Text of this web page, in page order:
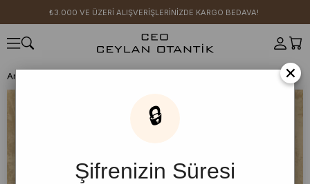
₺3.000 VE ÜZERİ ALIŞVERİŞLERİNİZDE KARGO BEDAVA!
Anasayfa ×
🔒
Şifrenizin Süresi